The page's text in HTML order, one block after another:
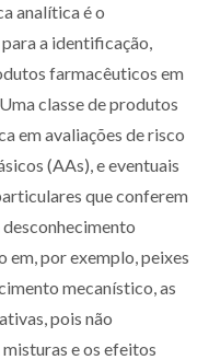
analítica é o
a identificação,
farmacêuticos em
classe de produtos
em avaliações de risco
(AAs), e eventuais
que conferem
desconhecimento
por exemplo, peixes
mecanístico, as
pois não
e os efeitos